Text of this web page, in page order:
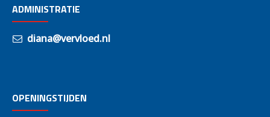
ADMINISTRATIE
diana@vervloed.nl
OPENINGSTIJDEN